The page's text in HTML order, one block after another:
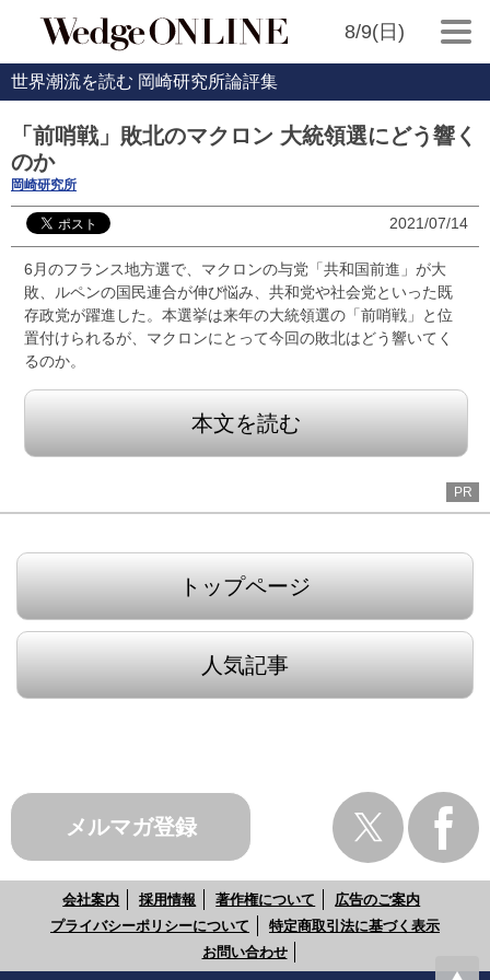
8/9(日)
世界潮流を読む 岡崎研究所論評集
「前哨戦」敗北のマクロン 大統領選にどう響く
のか
岡崎研究所
2021/07/14
6月のフランス地方選で、マクロンの与党「共和国前進」が大
敗、ルペンの国民連合が伸び悩み、共和党や社会党といった既
存政党が躍進した。本選挙は来年の大統領選の「前哨戦」と位
置付けられるが、マクロンにとって今回の敗北はどう響いてく
るのか。
本文を読む
PR
トップページ
人気記事
メルマガ登録
会社案内 採用情報 著作権について
広告のご案内
プライバシーポリシーについて
特定商取引法に基づく表示
お問い合わせ